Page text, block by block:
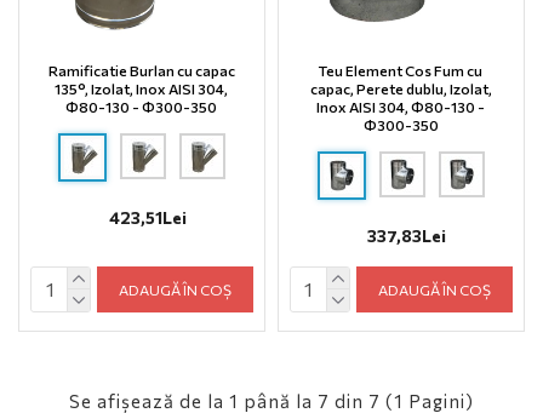
Ramificatie Burlan cu capac
135°, Izolat, Inox AISI 304,
Φ80-130 - Φ300-350
423,51Lei
ADAUGĂ ÎN COȘ
Teu Element Cos Fum cu
capac, Perete dublu, Izolat,
Inox AISI 304, Φ80-130 -
Φ300-350
337,83Lei
ADAUGĂ ÎN COȘ
Se afişează de la 1 până la 7 din 7 (1 Pagini)